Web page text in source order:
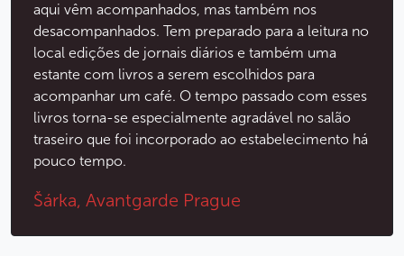
aqui vêm acompanhados, mas também nos
desacompanhados. Tem preparado para a leitura no
local edições de jornais diários e também uma
estante com livros a serem escolhidos para
acompanhar um café. O tempo passado com esses
livros torna-se especialmente agradável no salão
traseiro que foi incorporado ao estabelecimento há
pouco tempo.
Šárka, Avantgarde Prague